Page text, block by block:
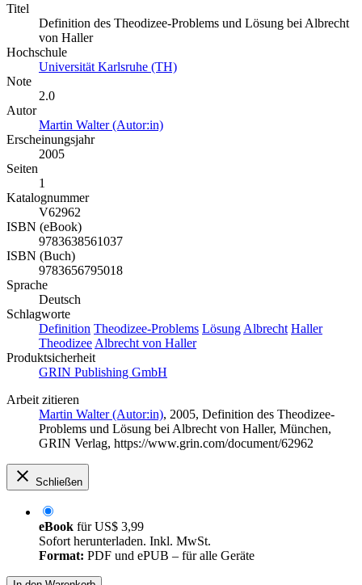
Titel
Definition des Theodizee-Problems und Lösung bei Albrecht
von Haller
Hochschule
Universität Karlsruhe (TH)
Note
2.0
Autor
Martin Walter (Autor:in)
Erscheinungsjahr
2005
Seiten
1
Katalognummer
V62962
ISBN (eBook)
9783638561037
ISBN (Buch)
9783656795018
Sprache
Deutsch
Schlagworte
Definition Theodizee-Problems Lösung Albrecht Haller
Theodizee Albrecht von Haller
Produktsicherheit
GRIN Publishing GmbH
Arbeit zitieren
Martin Walter (Autor:in), 2005, Definition des Theodizee-
Problems und Lösung bei Albrecht von Haller, München,
GRIN Verlag, https://www.grin.com/document/62962
Schließen
eBook fürUS$ 3,99
Sofort herunterladen. Inkl. MwSt.
Format: PDF und ePUB – für alle Geräte